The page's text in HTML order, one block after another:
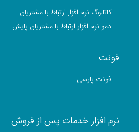
کاتالوگ نرم افزار ارتباط با مشتریان
دمو نرم افزار ارتباط با مشتریان پایش
فونت
فونت پارسی
نرم افزار خدمات پس از فروش